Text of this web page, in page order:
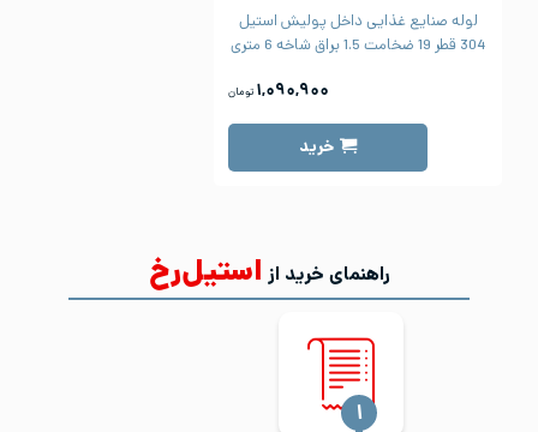
لوله صنایع غذایی داخل پولیش استیل
304 قطر 19 ضخامت 1.5 براق شاخه 6 متری
۱,۰۹۰,۹۰۰ تومان
خرید
راهنمای خرید از استیل‌رخ
‍۱